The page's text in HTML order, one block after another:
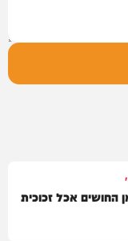
החושים אכל זכוכית